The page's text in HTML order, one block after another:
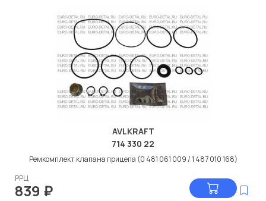
AVLKRAFT
714 330 22
Ремкомплект клапана прицепа (0 481 061 009 / 1 487 010 168)
РРЦ
839 ₽